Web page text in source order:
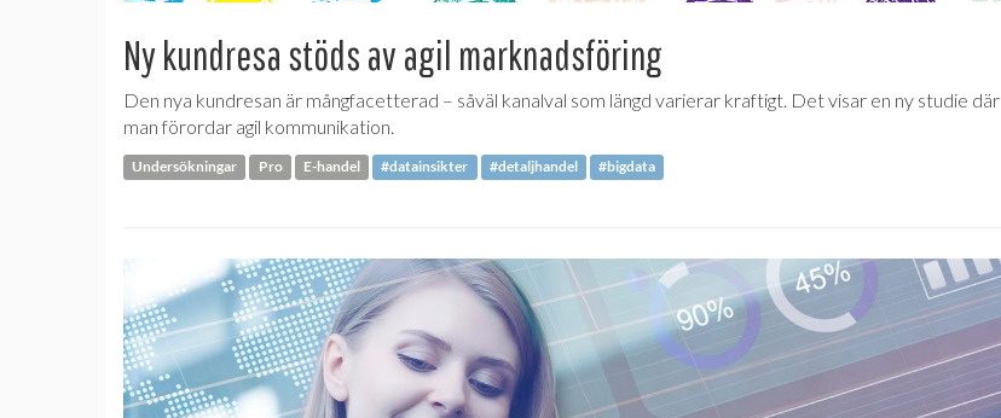
Ny kundresa stöds av agil marknadsföring
Den nya kundresan är mångfacetterad – såväl kanalval som längd varierar kraftigt. Det visar en ny studie där
man förordar agil kommunikation.
Undersökningar Pro E-handel #datainsikter #detaljhandel #bigdata